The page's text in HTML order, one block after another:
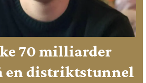
70 milliarder
en distriktstunnel